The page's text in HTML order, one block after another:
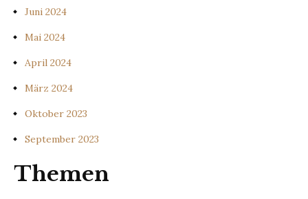
Juni 2024
Mai 2024
April 2024
März 2024
Oktober 2023
September 2023
Themen